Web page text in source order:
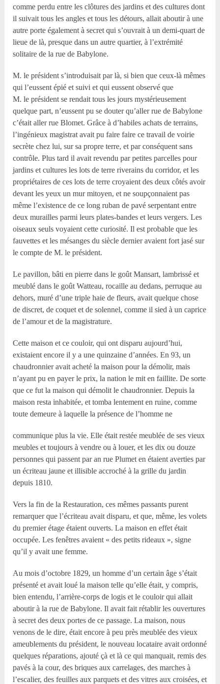
comme perdu entre les clôtures des jardins et des cultures dont
il suivait tous les angles et tous les détours, allait aboutir à une
autre porte également à secret qui s’ouvrait à un demi-quart de
lieue de là, presque dans un autre quartier, à l’extrémité
solitaire de la rue de Babylone.
M. le président s’introduisait par là, si bien que ceux-là mêmes
qui l’eussent épié et suivi et qui eussent observé que
M. le président se rendait tous les jours mystérieusement
quelque part, n’eussent pu se douter qu’aller rue de Babylone
c’était aller rue Blomet. Grâce à d’habiles achats de terrains,
l’ingénieux magistrat avait pu faire faire ce travail de voirie
secrète chez lui, sur sa propre terre, et par conséquent sans
contrôle. Plus tard il avait revendu par petites parcelles pour
jardins et cultures les lots de terre riverains du corridor, et les
propriétaires de ces lots de terre croyaient des deux côtés avoir
devant les yeux un mur mitoyen, et ne soupçonnaient pas
même l’existence de ce long ruban de pavé serpentant entre
deux murailles parmi leurs plates-bandes et leurs vergers. Les
oiseaux seuls voyaient cette curiosité. Il est probable que les
fauvettes et les mésanges du siècle dernier avaient fort jasé sur
le compte de M. le président.
Le pavillon, bâti en pierre dans le goût Mansart, lambrissé et
meublé dans le goût Watteau, rocaille au dedans, perruque au
dehors, muré d’une triple haie de fleurs, avait quelque chose
de discret, de coquet et de solennel, comme il sied à un caprice
de l’amour et de la magistrature.
Cette maison et ce couloir, qui ont disparu aujourd’hui,
existaient encore il y a une quinzaine d’années. En 93, un
chaudronnier avait acheté la maison pour la démolir, mais
n’ayant pu en payer le prix, la nation le mit en faillite. De sorte
que ce fut la maison qui démolit le chaudronnier. Depuis la
maison resta inhabitée, et tomba lentement en ruine, comme
toute demeure à laquelle la présence de l’homme ne
communique plus la vie. Elle était restée meublée de ses vieux
meubles et toujours à vendre ou à louer, et les dix ou douze
personnes qui passent par an rue Plumet en étaient averties par
un écriteau jaune et illisible accroché à la grille du jardin
depuis 1810.
Vers la fin de la Restauration, ces mêmes passants purent
remarquer que l’écriteau avait disparu, et que, même, les volets
du premier étage étaient ouverts. La maison en effet était
occupée. Les fenêtres avaient « des petits rideaux », signe
qu’il y avait une femme.
Au mois d’octobre 1829, un homme d’un certain âge s’était
présenté et avait loué la maison telle qu’elle était, y compris,
bien entendu, l’arrière-corps de logis et le couloir qui allait
aboutir à la rue de Babylone. Il avait fait rétablir les ouvertures
à secret des deux portes de ce passage. La maison, nous
venons de le dire, était encore à peu près meublée des vieux
ameublements du président, le nouveau locataire avait ordonné
quelques réparations, ajouté çà et là ce qui manquait, remis des
pavés à la cour, des briques aux carrelages, des marches à
l’escalier, des feuilles aux parquets et des vitres aux croisées, et